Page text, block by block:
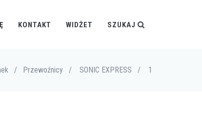
KONTAKT WIDŻET SZUKAJ
/ Przewoźnicy / SONIC EXPRESS / 1